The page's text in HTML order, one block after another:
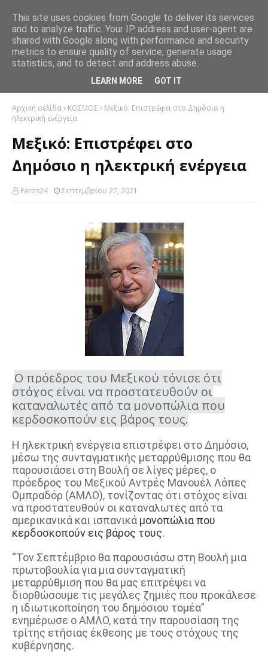
Αρχική σελίδα ΚΟΣΜΟΣ
Μεξικό: Eπιστρέφει στο Δημόσιο η
ηλεκτρική ενέργεια
Μεξικό: Eπιστρέφει στο
Δημόσιο η ηλεκτρική ενέργεια
Faros24 Σεπτεμβρίου 27, 2021
Ο πρόεδρος του Μεξικού τόνισε ότι
στόχος είναι να προστατευθούν οι
καταναλωτές από τα μονοπώλια που
κερδοσκοπούν εις βάρος τους.
Η ηλεκτρική ενέργεια επιστρέφει στο Δημόσιο,
μέσω της συνταγματικής μεταρρύθμισης που θα
παρουσιάσει στη Βουλή σε λίγες μέρες, ο
πρόεδρος του Μεξικού Αντρές Μανουέλ Λόπες
Ομπραδόρ (ΑΜΛΟ), τονίζοντας ότι στόχος είναι
να προστατευθούν οι καταναλωτές από τα
αμερικανικά και ισπανικά μονοπώλια που
κερδοσκοπούν εις βάρος τους.
“Τον Σεπτέμβριο θα παρουσιάσω στη Βουλή μια
πρωτοβουλία για μια συνταγματική
μεταρρύθμιση που θα μας επιτρέψει να
διορθώσουμε τις μεγάλες ζημιές που προκάλεσε
η ιδιωτικοποίηση του δημόσιου τομέα”
ενημέρωσε ο ΑΜΛΟ, κατά την παρουσίαση της
τρίτης ετήσιας έκθεσης με τους στόχους της
κυβέρνησης.
This site uses cookies from Google to deliver its services
and to analyze traffic. Your IP address and user-agent are
shared with Google along with performance and security
metrics to ensure quality of service, generate usage
statistics, and to detect and address abuse.
LEARN MORE GOT IT